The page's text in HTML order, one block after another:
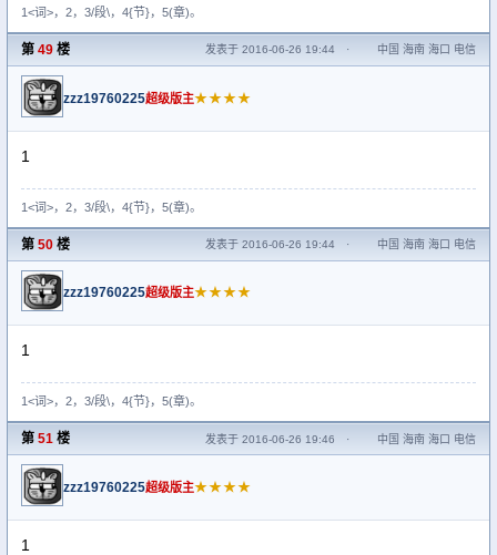
1<词>，2，3/段\，4{节}，5(章)。
第 49 楼 发表于 2016-06-26 19:44· 中国 海南 海口 电信
zzz19760225超级版主★★★★
1
1<词>，2，3/段\，4{节}，5(章)。
第 50 楼 发表于 2016-06-26 19:44 · 中国 海南 海口 电信
zzz19760225超级版主★★★★
1
1<词>，2，3/段\，4{节}，5(章)。
第 51 楼 发表于 2016-06-26 19:46 · 中国 海南 海口 电信
zzz19760225超级版主★★★★
1